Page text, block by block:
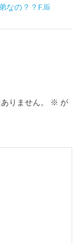
なの？？F.lli
りません。 ※ が